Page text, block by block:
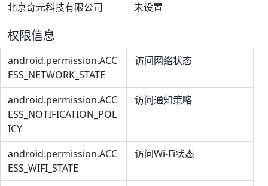
北京奇元科技有限公司
未设置
权限信息
android.permission.ACC
ESS_NETWORK_STATE
访问网络状态
android.permission.ACC
ESS_NOTIFICATION_POL
ICY
访问通知策略
android.permission.ACC
ESS_WIFI_STATE
访问Wi-Fi状态